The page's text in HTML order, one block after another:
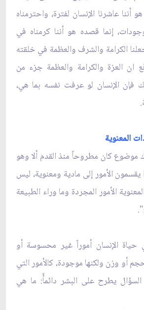
عاشرنا الإنسان لفترة، واحترمناه
إنما قصده هو أننا كرمناه في
الكرامة والشرف والعظمة في خلقته
ان العزة والكرامة والعظمة جزء من
فإن الإنسان لو عرفت نفسه بما هي،
المعنوية
موضوع كان مطروحاً منذ القدم ألا وهو
يقسمون الأمور إلى مادية ومعنوية، ليس
الأمور المجردة وما وراء الطبيعة
الإنسان أموراً غير محسوسة أو
أو وزن ولكنها موجودة، كالأمور التي
السؤال يطرح على البشر دائمأً: ما هي